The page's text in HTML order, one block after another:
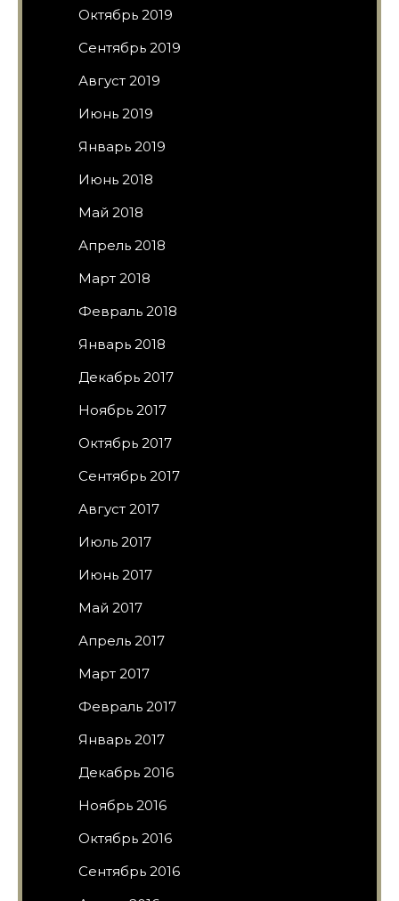
Октябрь 2019
Сентябрь 2019
Август 2019
Июнь 2019
Январь 2019
Июнь 2018
Май 2018
Апрель 2018
Март 2018
Февраль 2018
Январь 2018
Декабрь 2017
Ноябрь 2017
Октябрь 2017
Сентябрь 2017
Август 2017
Июль 2017
Июнь 2017
Май 2017
Апрель 2017
Март 2017
Февраль 2017
Январь 2017
Декабрь 2016
Ноябрь 2016
Октябрь 2016
Сентябрь 2016